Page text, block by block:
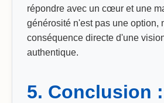
répondre avec un cœur et une
générosité n'est pas une option,
conséquence directe d'une
authentique.
5. Conclusion